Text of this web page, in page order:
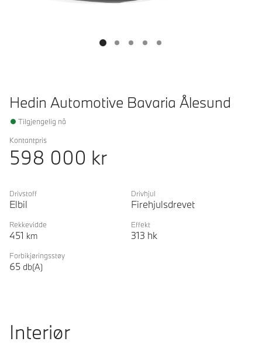
Hedin Automotive Bavaria Ålesund
Tilgjengelig nå
Kontantpris
598 000 kr
Drivstoff
Elbil
Drivhjul
Firehjulsdrevet
Rekkevidde
451 km
Effekt
313 hk
Forbikjøringsstøy
65 db(A)
Interiør